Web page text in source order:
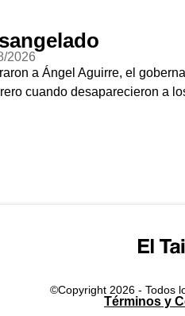
2026
a Ángel Aguirre, el
cuando desaparecieron a
©Copyright 2026 - Todos
Términos y